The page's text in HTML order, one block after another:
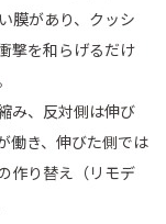
膜があり、クッシ
撃を和らげるだけ
み、反対側は伸び
働き、伸びた側では
作り替え（リモデ